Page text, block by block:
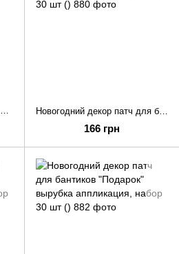
Новогодний декор патч для бантиков "Новогодний олень" вырубка аппликация, 30 шт () Новогодний декор патч для бантиков "Елочка" вырубка аппликация, набор 30 шт ()
166 грн